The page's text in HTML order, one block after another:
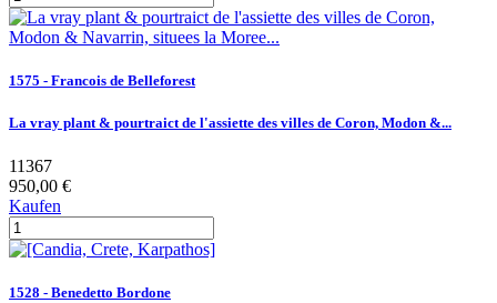
1575 - Francois de Belleforest
La vray plant & pourtraict de l'assiette des villes de Coron, Modon &...
11367
950,00 €
Kaufen
1528 - Benedetto Bordone